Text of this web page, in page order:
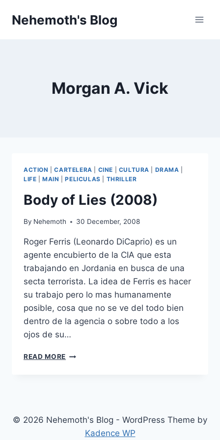
Nehemoth's Blog
Morgan A. Vick
ACTION |CARTELERA CINE CULTURA DRAMA
LIFE |MAIN |PELICULAS THRILLER
Body of Lies (2008)
By Nehemoth 30 December, 2008
Roger Ferris (Leonardo DiCaprio) es un
agente encubierto de la CIA que esta
trabajando en Jordania en busca de una
secta terrorista. La idea de Ferris es hacer
su trabajo pero lo mas humanamente
posible, cosa que no se ve del todo bien
dentro de la agencia o sobre todo a los
ojos de su…
READ MORE BODY
© 2026 Nehemoth's Blog - WordPress Theme by
Kadence WP